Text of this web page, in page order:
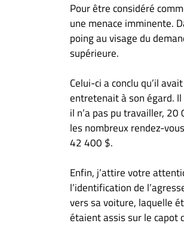
Pour être considéré
une menace imminente.
poing au visage du
supérieure.
Celui-ci a conclu qu’il
entretenait à son égard.
il n’a pas pu travailler,
les nombreux rendez-
42 400 $.
Enfin, j’attire votre
l’identification de
vers sa voiture, laquelle
étaient assis sur le capot